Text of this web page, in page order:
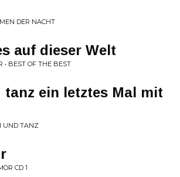
DER NACHT
auf dieser Welt
BEST OF THE BEST
tanz ein letztes Mal mit
UND TANZ
CD 1